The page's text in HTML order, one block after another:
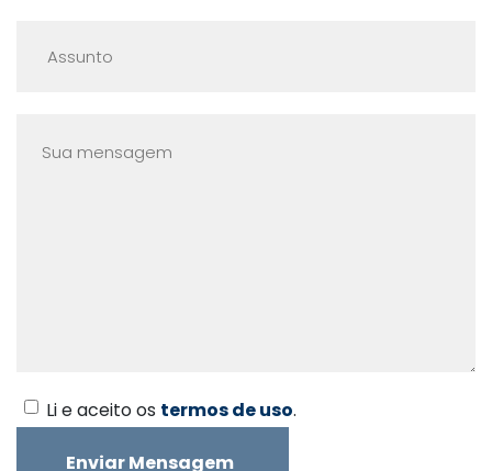
Li e aceito os termos de uso.
Enviar Mensagem